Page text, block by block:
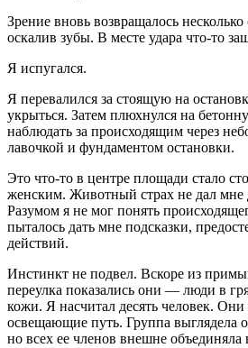
Зрение вновь возвращалось
оскалив зубы. В месте удара что-то
Я испугался.
Я перевалился за стоящую на
укрыться. Затем плюхнулся на
наблюдать за происходящим через
лавочкой и фундаментом остановки.
Это что-то в центре площади стало
женским. Животный страх не дал мне
Разумом я не мог понять
пыталось дать мне подсказки,
действий.
Инстинкт не подвел. Вскоре из
переулка показались они — люди в
кожи. Я насчитал десять человек.
освещающие путь. Группа выглядела
но всех ее членов внешне объединяла